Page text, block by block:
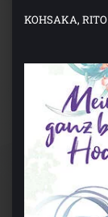
KOHSAKA, RITO